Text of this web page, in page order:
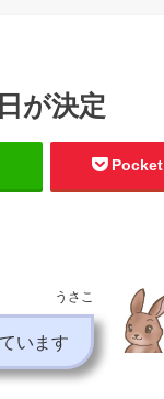
が決定
Pocket
うさこ
います